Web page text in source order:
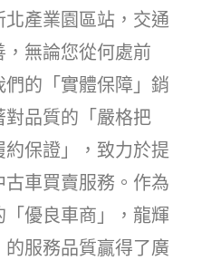
產業園區站，交通
無論您從何處前
的「實體保障」銷
對品質的「嚴格把
約保證」，致力於提
車買賣服務。作為
「優良車商」，龍輝
服務品質贏得了廣